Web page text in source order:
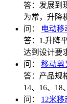
答： 发展到
为常，升降
问：
电动移
答： 1.升降
达到设计要
问： 移动剪
答： 产品规
14、16、18
问： 12米